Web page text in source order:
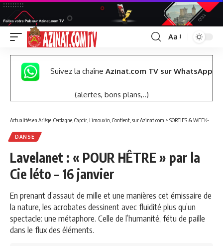
Font
Resizer
Aa
Suivez la chaîne Azinat.com TV sur WhatsApp
(alertes, bons plans,..)
Actualités en Ariège, Cerdagne, Capcir, Limouxin, Conflent, sur Azinat.com > SORTIES & WEEK-END
DANSE
Lavelanet : « POUR HÊTRE » par la
Cie léto – 16 janvier
En prenant d’assaut de mille et une manières cet émissaire de
la nature, les acrobates dessinent avec fluidité plus qu’un
spectacle: une métaphore. Celle de l’humanité, fétu de paille
dans le flux des éléments.